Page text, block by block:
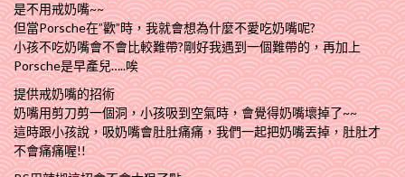
是不用戒奶嘴~~
但當Porsche在”歡”時，我就會想為什麼不愛吃奶嘴呢?
小孩不吃奶嘴會不會比較難帶?剛好我遇到一個難帶的，再加上
Porsche是早產兒…..唉
提供戒奶嘴的招術
奶嘴用剪刀剪一個洞，小孩吸到空氣時，會覺得奶嘴壞掉了~~
這時跟小孩說，吸奶嘴會肚肚痛痛，我們一起把奶嘴丟掉，肚肚才
不會痛痛喔!!